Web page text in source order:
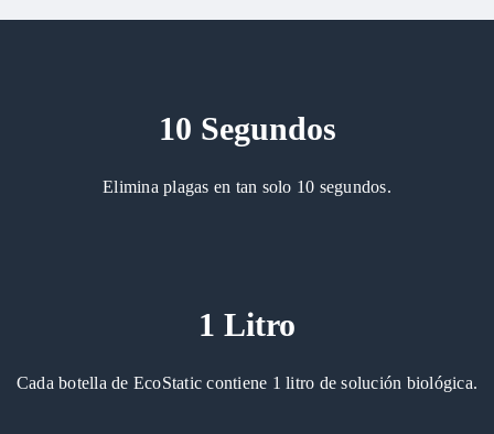
10 Segundos
Elimina plagas en tan solo 10 segundos.
1 Litro
Cada botella de EcoStatic contiene 1 litro de solución biológica.